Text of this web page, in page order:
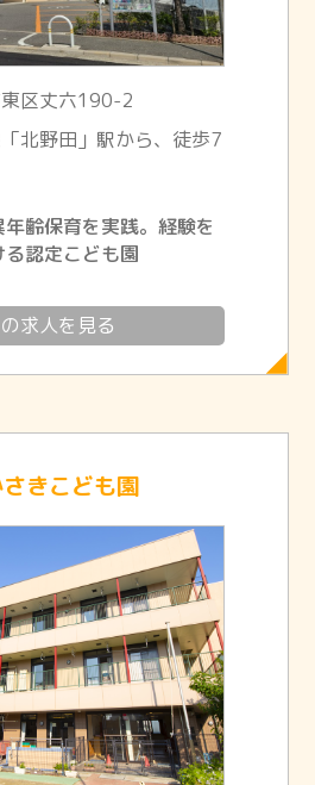
区丈六190-2
北野田」駅から、徒歩7
齢保育を実践。経験を
認定こども園
求人を見る
きこども園